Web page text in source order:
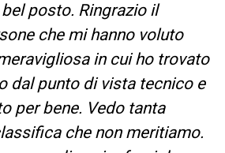
posto. Ringrazio il
che mi hanno voluto
in cui ho trovato
dal punto di vista tecnico e
per bene. Vedo tanta
che non meritiamo.